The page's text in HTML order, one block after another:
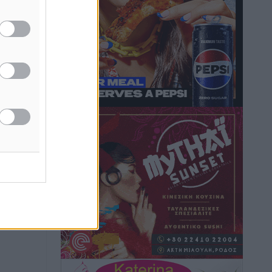
Τοπικές Ειδήσεις • πριν 13 ώρες
Iατρικός Σύλλογος Ροδου προς Α.
Γεωργιάδη: Στρατηγικές Προτάσεις για
την Ενίσχυση της Δημόσιας Υγείας στη
Νησιωτική Ελλάδα και στα
Νοσοκομεία της Γ΄ Ζώνης
Τοπικές Ειδήσεις• πριν 13 ώρες
Πάνθηρες: Ξεκίνησαν αισιόδοξοι για
την παρθενική “πτήση” τους
Αθλητικά• πριν 14 ώρες
Άρης Αρχαγγέλου: Στο πλευρό του
άτυχου Ιάκωβου Θωμά
Αθλητικά• πριν 14 ώρες